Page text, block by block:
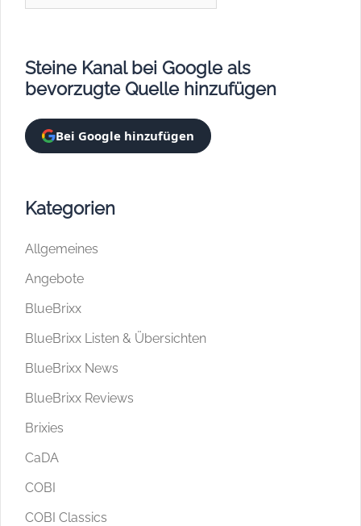
Steine Kanal bei Google als
bevorzugte Quelle hinzufügen
Bei Google hinzufügen
Kategorien
Allgemeines
Angebote
BlueBrixx
BlueBrixx Listen & Übersichten
BlueBrixx News
BlueBrixx Reviews
Brixies
CaDA
COBI
COBI Classics